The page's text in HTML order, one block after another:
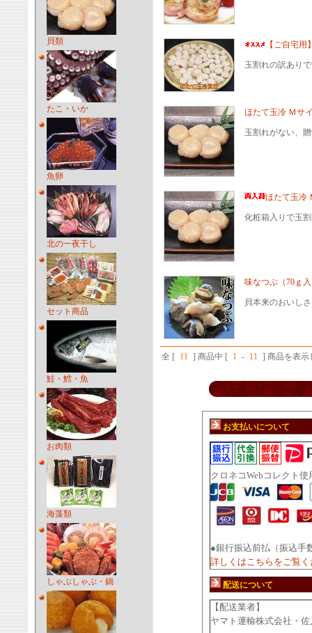
貝類
たこ・いか
魚卵
北の一夜干し
セット商品
鮭・鱈・魚
お肉類
海藻類
しゃぶしゃぶ・鍋
【ご自宅
玉割れの訳あり
ほたて玉冷 Ｍサ
玉割れがない、
ほたて玉冷
化粧箱入りで玉
味なつぶ（70ｇ
貝本来のおいしさ
全 [ 11 ] 商品中 [ 1 - 11 ] 商品を表示
お支払いについて
クロネコWebコレクト
●銀行振込前払（振込手
詳しくはこちらをご覧く
配送について
【配送業者】
ヤマト運輸株式会社・